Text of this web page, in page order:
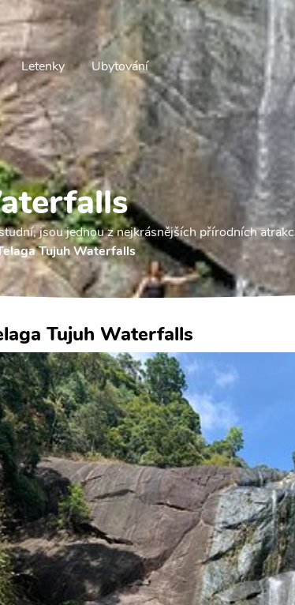
Letenky Ubytování
jsou jednou z nejkrásnějších přírodních
Tujuh Waterfalls
Tujuh Waterfalls